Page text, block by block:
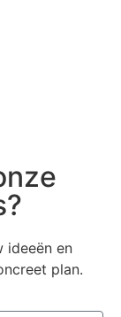
ideeën en
plan.